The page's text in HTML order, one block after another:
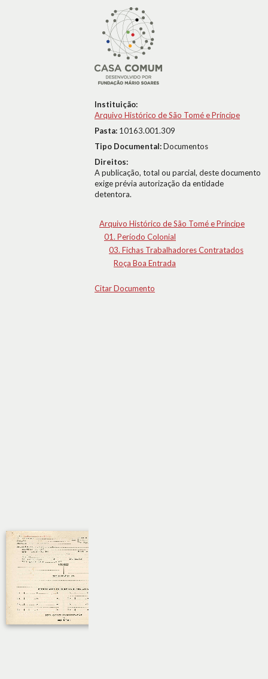
Instituição:
Arquivo Histórico de São Tomé e Príncipe
Pasta: 10163.001.309
Tipo Documental:Documentos
Direitos:
A publicação, total ou parcial, deste documento
exige prévia autorização da entidade
detentora.
Arquivo Histórico de São Tomé e Príncipe
01. Período Colonial
03. Fichas Trabalhadores Contratados
Roça Boa Entrada
Citar Documento